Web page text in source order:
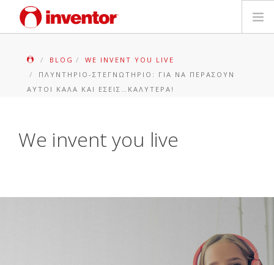
Αρχεία και Υποστήριξη
BLOG
WE INVENT YOU LIVE
ΠΛΥΝΤΉΡΙΟ-ΣΤΕΓΝΩΤΉΡΙΟ: ΓΙΑ ΝΑ ΠΕΡΆΣΟΥΝ
ΑΥΤΟΊ ΚΑΛΆ ΚΑΙ ΕΣΕΊΣ…ΚΑΛΎΤΕΡΑ!
We invent you live